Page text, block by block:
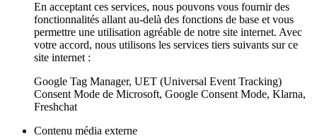
En acceptant ces services, nous pouvons vous fournir des
fonctionnalités allant au-delà des fonctions de base et vous
permettre une utilisation agréable de notre site internet. Avec
votre accord, nous utilisons les services tiers suivants sur ce
site internet :
Google Tag Manager, UET (Universal Event Tracking)
Consent Mode de Microsoft, Google Consent Mode, Klarna,
Freshchat
Contenu média externe